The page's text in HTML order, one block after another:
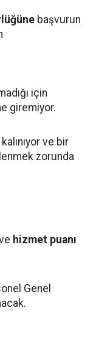
başvurun
için
giremiyor.
ve bir
zorunda
hizmet puanı
Genel